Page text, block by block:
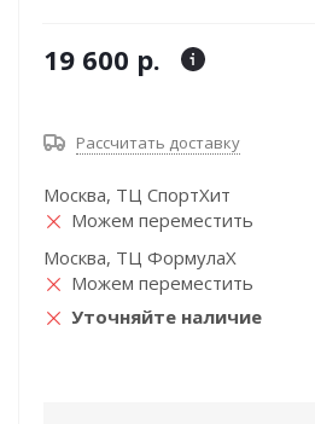
19 600 р.
Рассчитать доставку
Москва, ТЦ СпортХит
Можем переместить
Москва, ТЦ ФормулаХ
Можем переместить
Уточняйте наличие